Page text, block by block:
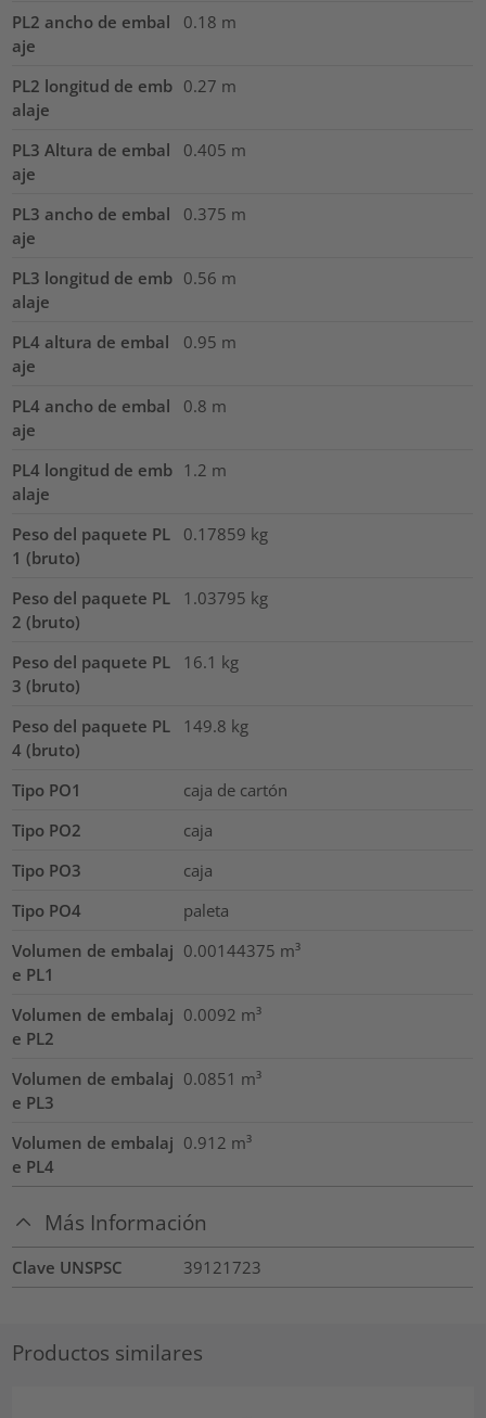
PL2 ancho de embal
aje
0.18 m
PL2 longitud de emb
alaje
0.27 m
PL3 Altura de embal
aje
0.405 m
PL3 ancho de embal
aje
0.375 m
PL3 longitud de emb
alaje
0.56 m
PL4 altura de embal
aje
0.95 m
PL4 ancho de embal
aje
0.8 m
PL4 longitud de emb
alaje
1.2 m
Peso del paquete PL
1 (bruto)
0.17859 kg
Peso del paquete PL
2 (bruto)
1.03795 kg
Peso del paquete PL
3 (bruto)
16.1 kg
Peso del paquete PL
4 (bruto)
149.8 kg
Tipo PO1
caja de cartón
Tipo PO2
caja
Tipo PO3
caja
Tipo PO4
paleta
Volumen de embalaj
e PL1
0.00144375 m³
Volumen de embalaj
e PL2
0.0092 m³
Volumen de embalaj
e PL3
0.0851 m³
Volumen de embalaj
e PL4
0.912 m³
Más Información
Clave UNSPSC 39121723
Productos similares